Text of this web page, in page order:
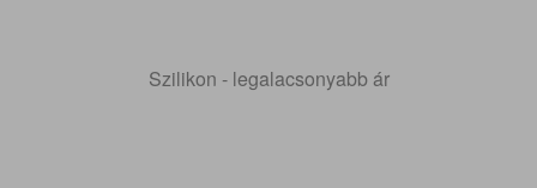
Szilikon - legalacsonyabb ár